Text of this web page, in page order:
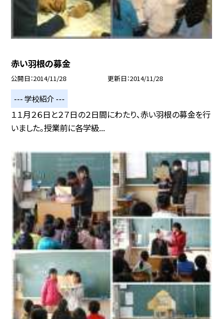
赤い羽根の募金
公開日 2014/11/28 更新日 2014/11/28
--- 学校紹介 ---
１１月２６日と２７日の２日間にわたり、赤い羽根の募金を行
いました。授業前に各学級...